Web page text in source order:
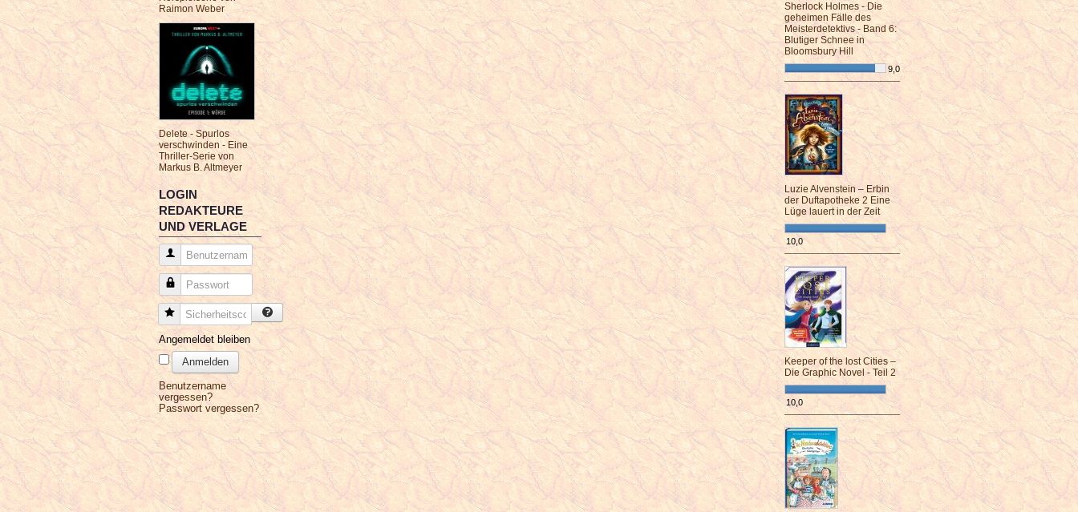
Raimon Weber
Delete - Spurlos
verschwinden - Eine
Thriller-Serie von
Markus B. Altmeyer
LOGIN
REDAKTEURE
UND VERLAGE
Benutzername
Passwort
Sicherheitscode
Angemeldet bleiben
Anmelden
Benutzername
vergessen?
Passwort vergessen?
Sherlock Holmes - Die
geheimen Fälle des
Meisterdetektivs - Band 6:
Blutiger Schnee in
Bloomsbury Hill
9,0
¯¯¯¯¯¯¯¯¯¯¯¯¯¯¯¯¯¯¯¯¯¯¯¯
Luzie Alvenstein – Erbin
der Duftapotheke 2 Eine
Lüge lauert in der Zeit
10,0
¯¯¯¯¯¯¯¯¯¯¯¯¯¯¯¯¯¯¯¯¯¯¯¯
Keeper of the lost Cities –
Die Graphic Novel - Teil 2
10,0
¯¯¯¯¯¯¯¯¯¯¯¯¯¯¯¯¯¯¯¯¯¯¯¯